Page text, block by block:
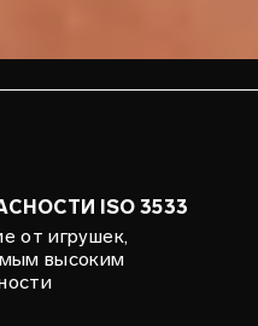
ISO 3533
от игрушек,
высоким